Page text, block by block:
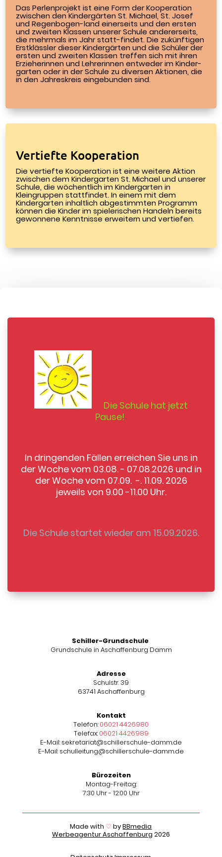
Das Perlenprojekt ist eine Form der Kooperation
zwischen den Kindergärten St. Michael, St. Josef
und Regenbogen-land einerseits und den ersten
und zweiten Klassen unserer Schule andererseits,
die mehrmals im Jahr statt-findet. Die zukünftigen
Erstklässler dieser Kindergärten und die Schüler der
ersten und zweiten Klassen treffen sich mit ihren
Erzieherinnen und Lehrerinnen entweder im Kinder-
garten oder in der Schule zu diversen Aktionen, die
in den Jahreskreis eingebunden sind.
Vertiefte Kooperation
Die vertiefte Kooperation ist eine weitere Aktion
zwischen dem Kindergarten St. Michael und unserer
Schule, die wöchentlich im Kindergarten in
Kleingruppen stattfindet. In einem mit dem
Kindergarten inhaltlich abgestimmten Programm
können die Kinder im spielerischen Handeln bereits
gewonnene Kenntnisse erweitern und vertiefen.
Die Schule hat jetzt
Pause!
In dringenden Fällen erreichen Sie uns in
der Woche vom 03.08. - 07.08.2026 und in
der Woche vom 07.09. -. 11.09. 2026
jeweils von 9.00 -11.00 Uhr.
Die Schule startet wieder am 15.09.2026.
Schiller-Grundschule
Grundschule in Aschaffenburg Damm
Adresse
Schulstr. 39
63741 Aschaffenburg
Kontakt
Telefon: 06021 4426980
Telefax: 06021 4426989
E-Mail: sekretariat@schillerschule-damm.de
E-Mail: schulleitung@schillerschule-damm.de
Bürozeiten
Montag-Freitag:
7:30 Uhr - 12:00 Uhr
Made with ♡ byBBmedia
Werbeagentur Aschaffenburg 2026